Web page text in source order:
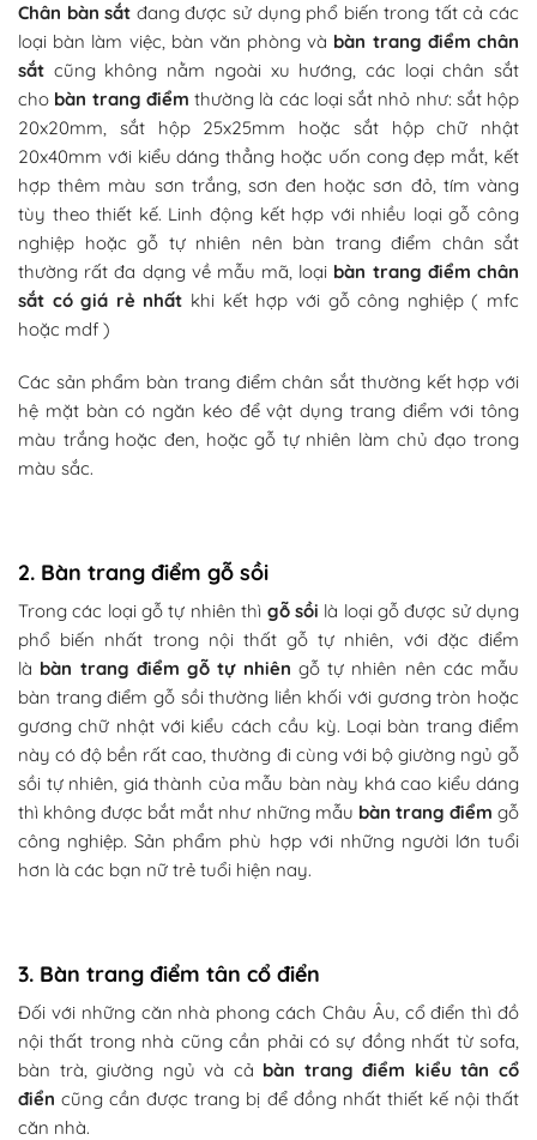
Chân bàn sắt đang được sử dụng phổ biến trong tất cả các
loại bàn làm việc, bàn văn phòng và bàn trang điểm chân
sắt cũng không nằm ngoài xu hướng, các loại chân sắt
cho bàn trang điểm thường là các loại sắt nhỏ như: sắt hộp
20x20mm, sắt hộp 25x25mm hoặc sắt hộp chữ nhật
20x40mm với kiểu dáng thẳng hoặc uốn cong đẹp mắt, kết
hợp thêm màu sơn trắng, sơn đen hoặc sơn đỏ, tím vàng
tùy theo thiết kế. Linh động kết hợp với nhiều loại gỗ công
nghiệp hoặc gỗ tự nhiên nên bàn trang điểm chân sắt
thường rất đa dạng về mẫu mã, loại bàn trang điểm chân
sắt có giá rẻ nhất khi kết hợp với gỗ công nghiệp ( mfc
hoặc mdf )
Các sản phẩm bàn trang điểm chân sắt thường kết hợp với
hệ mặt bàn có ngăn kéo để vật dụng trang điểm với tông
màu trắng hoặc đen, hoặc gỗ tự nhiên làm chủ đạo trong
màu sắc.
2. Bàn trang điểm gỗ sồi
Trong các loại gỗ tự nhiên thì gỗ sồi là loại gỗ được sử dụng
phổ biến nhất trong nội thất gỗ tự nhiên, với đặc điểm
là bàn trang điểm gỗ tự nhiên gỗ tự nhiên nên các mẫu
bàn trang điểm gỗ sồi thường liền khối với gương tròn hoặc
gương chữ nhật với kiểu cách cầu kỳ. Loại bàn trang điểm
này có độ bền rất cao, thường đi cùng với bộ giường ngủ gỗ
sồi tự nhiên, giá thành của mẫu bàn này khá cao kiểu dáng
thì không được bắt mắt như những mẫu bàn trang điểm gỗ
công nghiệp. Sản phẩm phù hợp với những người lớn tuổi
hơn là các bạn nữ trẻ tuổi hiện nay.
3. Bàn trang điểm tân cổ điển
Đối với những căn nhà phong cách Châu Âu, cổ điển thì đồ
nội thất trong nhà cũng cần phải có sự đồng nhất từ sofa,
bàn trà, giường ngủ và cả bàn trang điểm kiểu tân cổ
điển cũng cần được trang bị để đồng nhất thiết kế nội thất
căn nhà.